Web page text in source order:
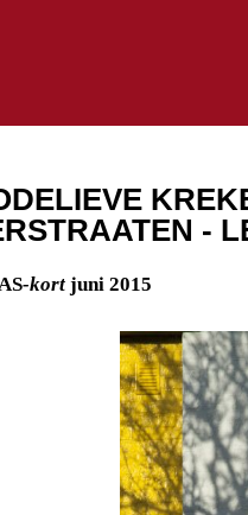
-
-kort juni 2015